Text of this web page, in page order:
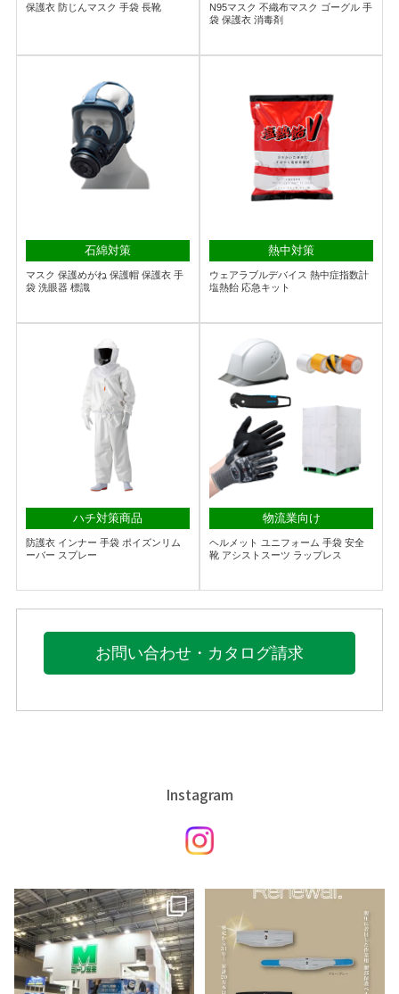
保護衣 防じんマスク 手袋 長靴
N95マスク 不織布マスク ゴーグル 手
袋 保護衣 消毒剤
石綿対策
マスク 保護めがね 保護帽 保護衣 手
袋 洗眼器 標識
熱中対策
ウェアラブルデバイス 熱中症指数計
塩熱飴 応急キット
ハチ対策商品
防護衣 インナー 手袋 ポイズンリム
ーバー スプレー
物流業向け
ヘルメット ユニフォーム 手袋 安全
靴 アシストスーツ ラップレス
お問い合わせ・カタログ請求
Instagram
.
＼
本日最終日！／
連日たくさんのご来場、誠にありが
とうございます
...
22 0
リニューアル商品のご案内
この度、作業用
14 0